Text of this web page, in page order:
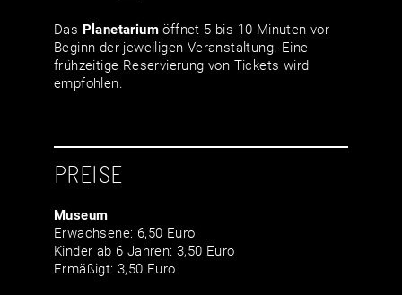
Das Planetarium öffnet 5 bis 10 Minuten vor
Beginn der jeweiligen Veranstaltung. Eine
frühzeitige Reservierung von Tickets wird
empfohlen.
PREISE
Museum
Erwachsene: 6,50 Euro
Kinder ab 6 Jahren: 3,50 Euro
Ermäßigt: 3,50 Euro